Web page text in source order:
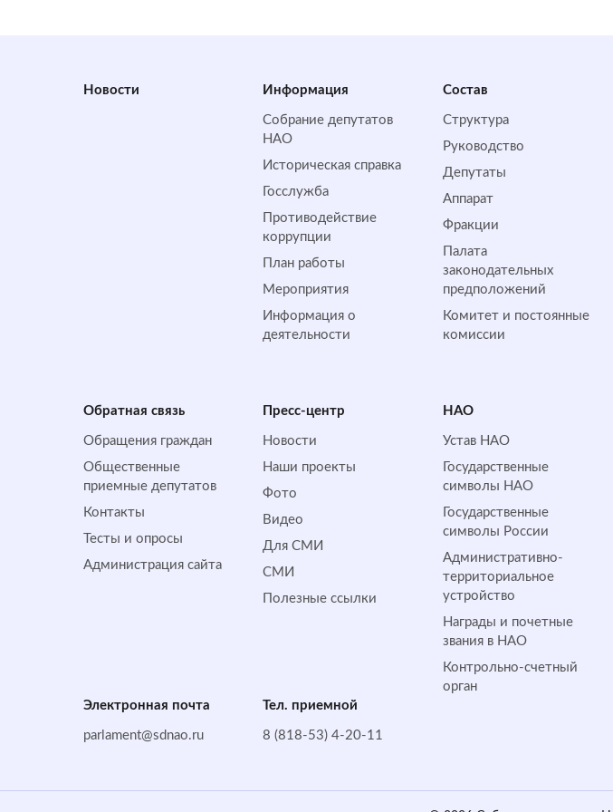
Новости Информация
Собрание депутатов
НАО
Историческая справка
Госслужба
Противодействие
коррупции
План работы
Мероприятия
Информация о
деятельности
Состав
Структура
Руководство
Депутаты
Аппарат
Фракции
Палата
законодательных
предположений
Комитет и постоянные
комиссии
Обратная cвязь
Обращения граждан
Общественные
приемные депутатов
Контакты
Тесты и опросы
Администрация сайта
Пресс-центр
Новости
Наши проекты
Фото
Видео
Для СМИ
СМИ
Полезные ссылки
НАО
Устав НАО
Государственные
символы НАО
Государственные
символы России
Административно-
территориальное
устройство
Награды и почетные
звания в НАО
Контрольно-счетный
орган
Электронная почта
parlament@sdnao.ru
Тел. приемной
8 (818-53) 4-20-11